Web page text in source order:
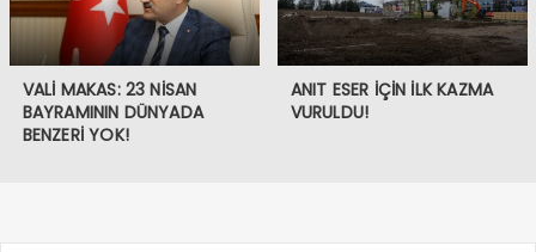
VALİ MAKAS: 23 NİSAN
BAYRAMININ DÜNYADA
BENZERİ YOK!
ANIT ESER İÇİN İLK KAZMA
VURULDU!